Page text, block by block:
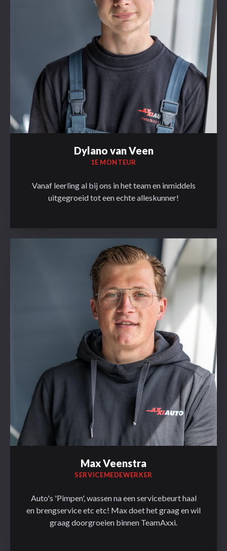
Dylano van Veen
1E MONTEUR
Vanaf leerling al bij ons in het team en inmiddels
uitgegroeid tot een echte alleskunner!
Max Veenstra
SERVICEMEDEWERKER
Auto's 'Pimpen', wassen na een servicebeurt haal
en brengservice etc etc! Max doet het graag en wil
graag doorgroeien binnen TeamAxxi.